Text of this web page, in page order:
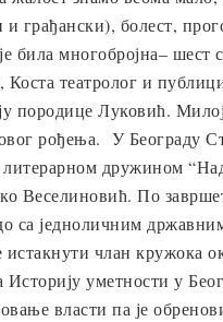
грађански), болест,
многобројна–
театролог и
Луковић.
рођења. У Београду
дружином
Веселиновић. По
са једноличним
члан кружока
уметности у
власти па је